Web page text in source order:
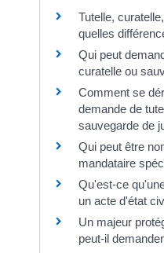
Tutelle,
quelles
Qui peut
curatelle ou
Comment se
demande de
sauvegarde de
Qui peut être
mandataire
Qu'est-ce
un acte d'état
Un majeur
peut-il